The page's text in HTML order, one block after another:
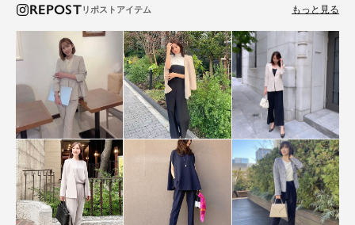
REPOST もっと見る